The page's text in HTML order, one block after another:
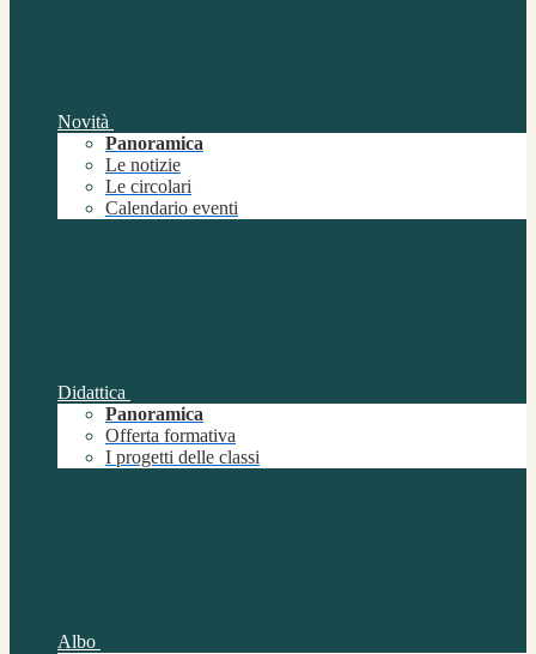
Novità
Panoramica
Le notizie
Le circolari
Calendario eventi
Didattica
Panoramica
Offerta formativa
I progetti delle classi
Albo